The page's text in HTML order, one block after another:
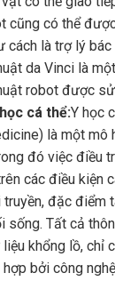
cũng có thể
cách là trợ lý
da Vinci là
robot được
cá thể:Y học
là một mô
đó việc điều
các điều kiện
đặc điểm
sống. Tất cả
khổng lồ, chỉ
bởi công